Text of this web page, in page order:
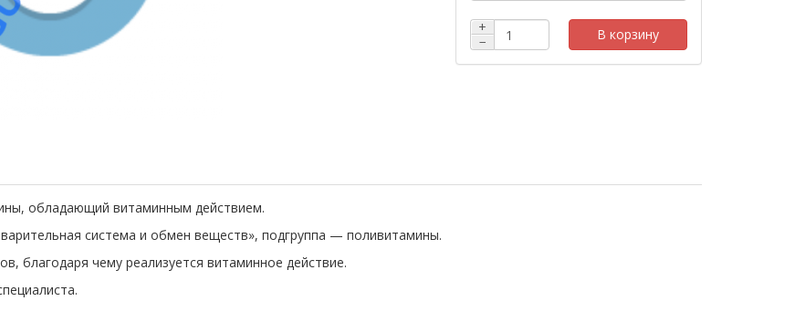
+
−
В корзину
обладающий витаминным действием.
система и обмен веществ», подгруппа — поливитамины.
благодаря чему реализуется витаминное действие.